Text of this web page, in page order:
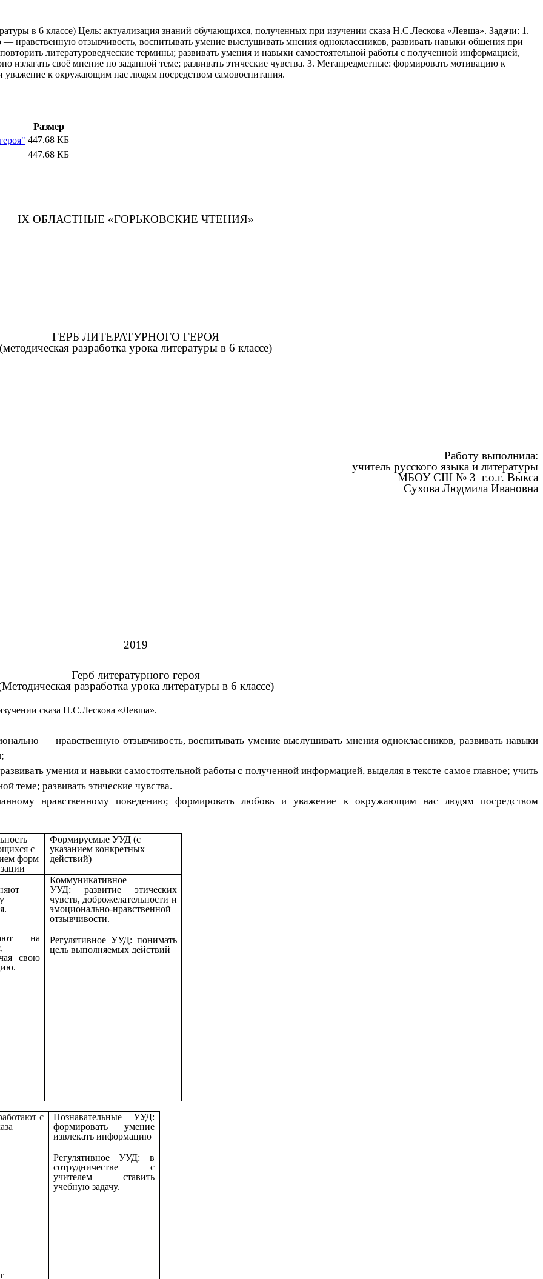
в 6 классе) Цель: актуализация знаний обучающихся, полученных при изучении сказа Н.С.Лескова «Левша». Задачи: 1.
нравственную отзывчивость, воспитывать умение выслушивать мнения одноклассников, развивать навыки общения при
литературоведческие термины; развивать умения и навыки самостоятельной работы с полученной информацией,
излагать своё мнение по заданной теме; развивать этические чувства. 3. Метапредметные: формировать мотивацию к
к окружающим нас людям посредством самовоспитания.
Размер
447.68 КБ
447.68 КБ
IX ОБЛАСТНЫЕ «ГОРЬКОВСКИЕ ЧТЕНИЯ»
ГЕРБ ЛИТЕРАТУРНОГО ГЕРОЯ
(методическая разработка урока литературы в 6 классе)
Работу выполнила:
учитель русского языка и литературы
МБОУ СШ № 3 г.о.г. Выкса
Сухова Людмила Ивановна
2019
Герб литературного героя
разработка урока литературы в 6 классе)
сказа Н.С.Лескова «Левша».
— нравственную отзывчивость, воспитывать умение выслушивать мнения одноклассников, развивать навыки
умения и навыки самостоятельной работы с полученной информацией, выделяя в тексте самое главное; учить
теме; развивать этические чувства.
нравственному поведению; формировать любовь и уважение к окружающим нас людям посредством
с
форм
Формируемые УУД (с
указанием конкретных
действий)
на
свою
Коммуникативное
УУД: развитие этических
чувств, доброжелательности и
эмоционально-нравственной
отзывчивости.
Регулятивное УУД: понимать
цель выполняемых действий
с
Познавательные УУД:
формировать умение
извлекать информацию
Регулятивное УУД: в
сотрудничестве с
учителем ставить
учебную задачу.